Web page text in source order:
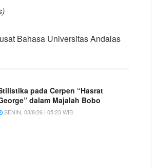
Bahasa Universitas Andalas
pada Cerpen “Hasrat
dalam Majalah Bobo
SENIN, 03/8/26 | 05:23 WIB